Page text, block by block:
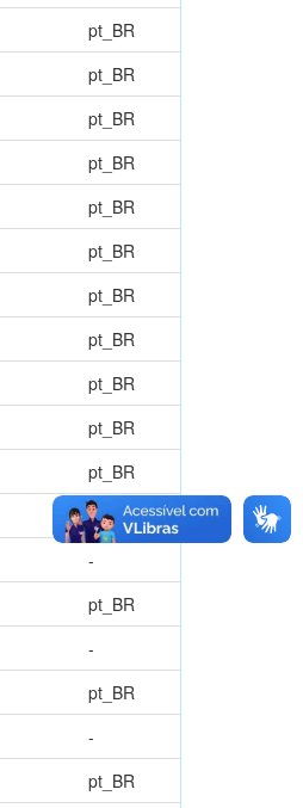
pt_BR
pt_BR
pt_BR
pt_BR
pt_BR
pt_BR
pt_BR
pt_BR
pt_BR
pt_BR
pt_BR
pt_BR
-
pt_BR
-
pt_BR
-
pt_BR